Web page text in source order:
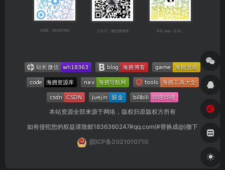
QQ群：682921902 公众号：微信搜海拥 本站 app（安卓）
本站资源全部来源于网络，版权归原版权方所有
如有侵犯您的权益请致邮1836360247#qq.com(#替换成@)撤下
皖ICP备2021010710